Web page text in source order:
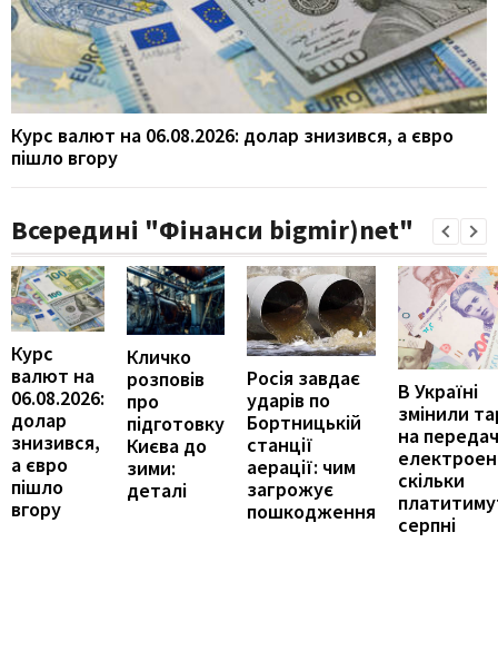
Курс валют на 06.08.2026: долар знизився, а євро
пішло вгору
Всередині "Фінанси bigmir)net"
Курс
валют на
06.08.2026:
долар
знизився,
а євро
пішло
вгору
Кличко
розповів
про
підготовку
Києва до
зими:
деталі
Росія завдає
ударів по
Бортницькій
станції
аерації: чим
загрожує
пошкодження
В Україні
змінили
на
скільки
серпні